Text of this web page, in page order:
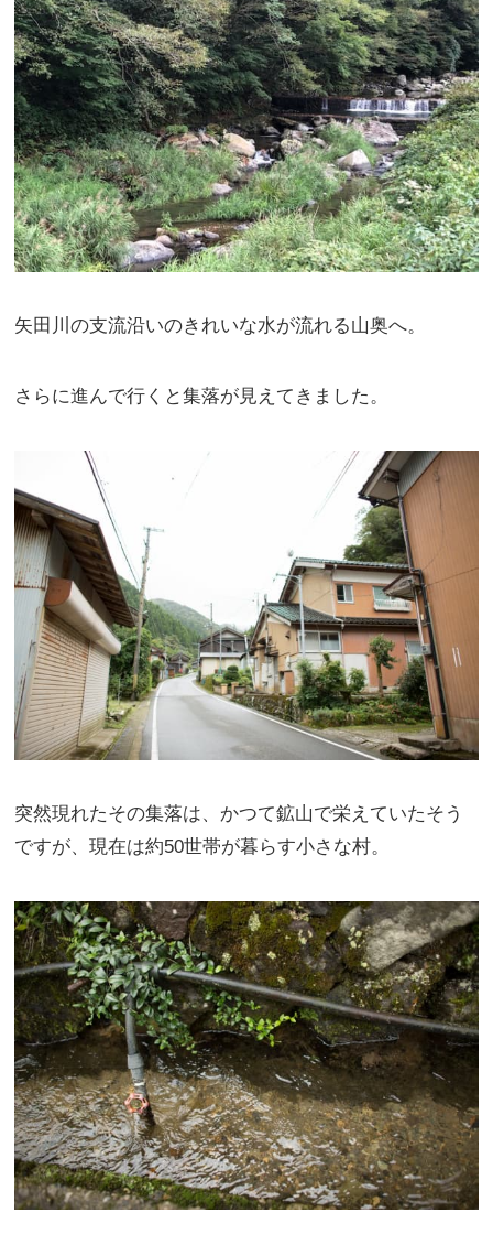
矢田川の支流沿いのきれいな水が流れる山奥へ。
さらに進んで行くと集落が見えてきました。
突然現れたその集落は、かつて鉱山で栄えていたそう
ですが、現在は約50世帯が暮らす小さな村。